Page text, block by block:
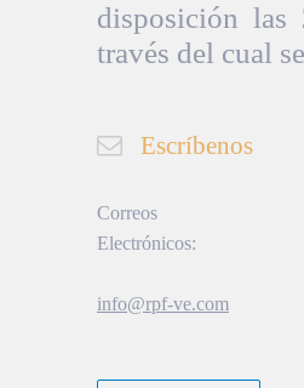
disposición las
través del cual
Escríbenos
Correos
Electrónicos:
info@rpf-ve.com